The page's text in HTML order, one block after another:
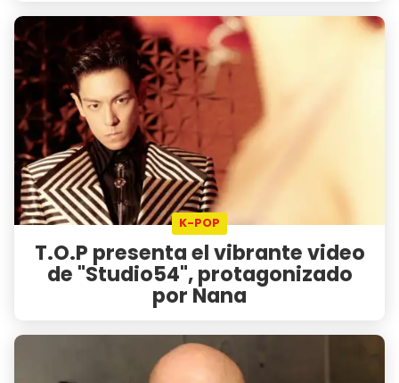
K-POP
T.O.P presenta el vibrante video
de "Studio54", protagonizado
por Nana